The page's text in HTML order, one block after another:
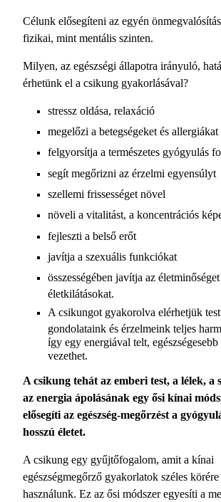
Célunk elősegíteni az egyén
fizikai, mint mentális szinten.
Milyen, az egészségi állapotra irányuló,
érhetünk el a csikung gyakorlásával?
stressz oldása, relaxáció
megelőzi a betegségeket és allergiákat
felgyorsítja a természetes gyógyulás
segít megőrizni az érzelmi egyensúlyt
szellemi frissességet növel
növeli a vitalitást, a koncentrációs
fejleszti a belső erőt
javítja a szexuális funkciókat
összességében javítja az életminőséget
életkilátásokat.
A csikungot gyakorolva elérhetjük
gondolataink és érzelmeink teljes
így egy energiával telt, egészségesebb
vezethet.
A csikung tehát az emberi test, a lélek, a
az energia ápolásának egy ősi kínai
elősegíti az egészség-megőrzést a
hosszú életet.
A csikung egy gyűjtőfogalom, amit a kínai
egészségmegőrző gyakorlatok széles körére
használunk. Ez az ősi módszer egyesíti a